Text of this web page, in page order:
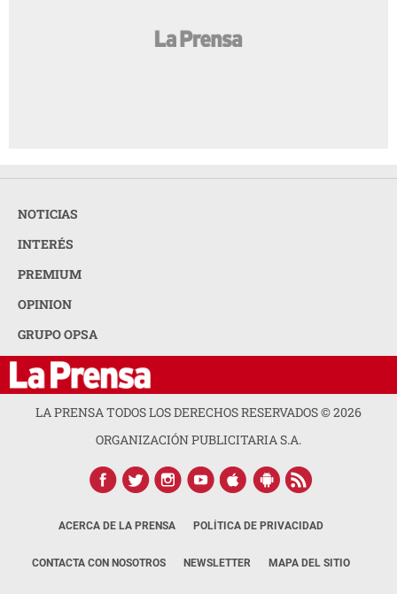
NOTICIAS
INTERÉS
PREMIUM
OPINION
GRUPO OPSA
LA PRENSA TODOS LOS DERECHOS RESERVADOS ©2026
ORGANIZACIÓN PUBLICITARIA S.A.
ACERCA DE LA PRENSA POLÍTICA DE PRIVACIDAD
CONTACTA CON NOSOTROS NEWSLETTER MAPA DEL SITIO